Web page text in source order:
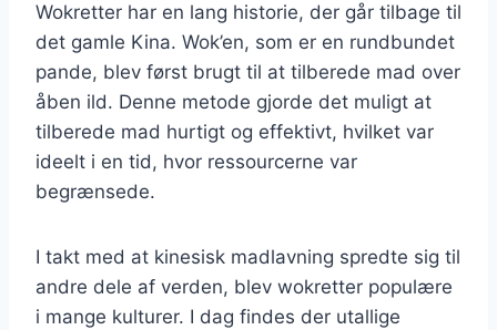
Wokretter har en lang historie, der går tilbage til
det gamle Kina. Wok’en, som er en rundbundet
pande, blev først brugt til at tilberede mad over
åben ild. Denne metode gjorde det muligt at
tilberede mad hurtigt og effektivt, hvilket var
ideelt i en tid, hvor ressourcerne var
begrænsede.
I takt med at kinesisk madlavning spredte sig til
andre dele af verden, blev wokretter populære
i mange kulturer. I dag findes der utallige